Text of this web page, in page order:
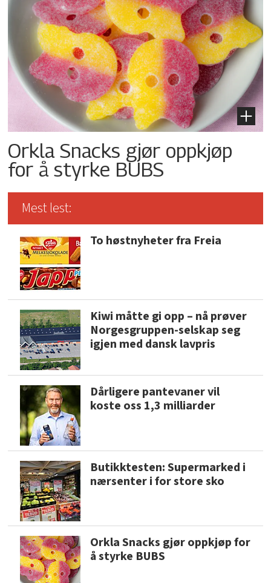
Orkla Snacks gjør oppkjøp
for å styrke BUBS
Mest lest:
To høstnyheter fra Freia
Kiwi måtte gi opp – nå prøver
Norgesgruppen-selskap seg
igjen med dansk lavpris
Dårligere pantevaner vil
koste oss 1,3 milliarder
Butikktesten: Supermarked i
nærsenter i for store sko
Orkla Snacks gjør oppkjøp for
å styrke BUBS